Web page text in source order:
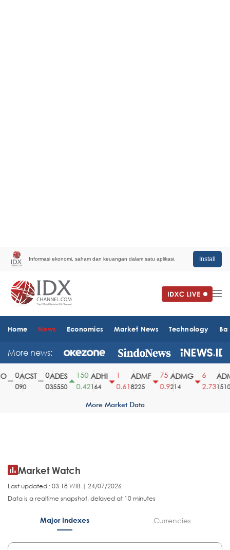
Informasi ekonomi, saham dan keuangan dalam satu aplikasi. Install
Home News Economics Market News Technology
More news:
ACST
90
ADES
35550
150
0.42
ADHI
164
0.61
ADMF
8225
75
0.9
ADMG
214
2.731510
More Market Data
Market Watch
Last updated : 03.18 WIB | 24/07/2026
Data is a realtime snapshot, delayed at 10 minutes
Major Indexes Currencies